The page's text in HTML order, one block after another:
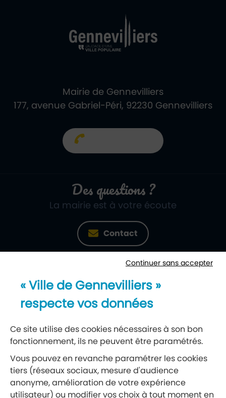
Mairie de Gennevilliers
177, avenue Gabriel-Péri, 92230 Gennevilliers
Des questions ?
La mairie est à votre écoute
Contact
Newsletter
Réseaux sociaux
Suivez-nous
Continuer sans accepter
« Ville de Gennevilliers »
respecte vos données
Ce site utilise des cookies nécessaires à son bon
fonctionnement, ils ne peuvent être paramétrés.
Vous pouvez en revanche paramétrer les cookies
tiers (réseaux sociaux, mesure d'audience
anonyme, amélioration de votre expérience
utilisateur) ou modifier vos choix à tout moment en